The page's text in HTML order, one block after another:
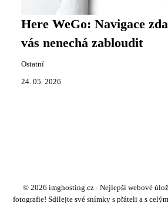
Here WeGo: Navigace
vás nenechá zabloudit
Ostatní
24. 05. 2026
© 2026 imghosting.cz - Nejlepší webové
fotografie! Sdílejte své snímky s přáteli a s